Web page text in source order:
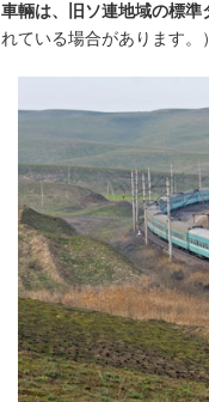
車輛は、旧ソ連地域の標準
れている場合があります。）